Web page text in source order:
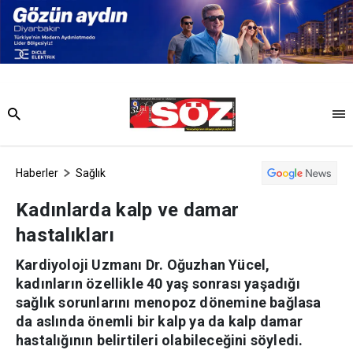
Haberler Sağlık
Kadınlarda kalp ve damar
hastalıkları
Kardiyoloji Uzmanı Dr. Oğuzhan Yücel,
kadınların özellikle 40 yaş sonrası yaşadığı
sağlık sorunlarını menopoz dönemine bağlasa
da aslında önemli bir kalp ya da kalp damar
hastalığının belirtileri olabileceğini söyledi.